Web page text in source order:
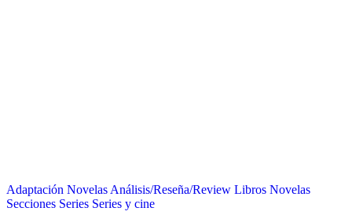
Adaptación Novelas Análisis/Reseña/Review Libros Novelas
Secciones Series Series y cine